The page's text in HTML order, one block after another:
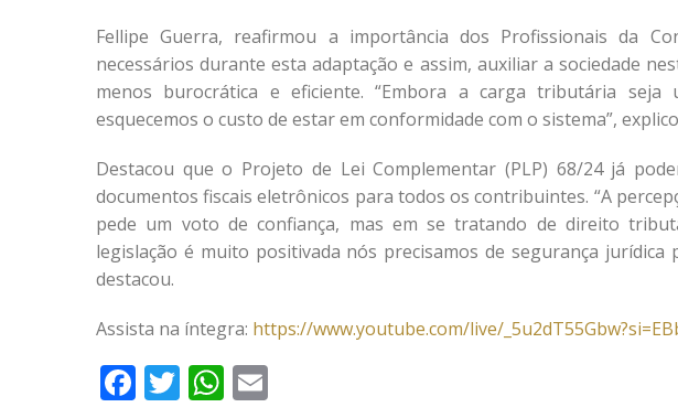
Fellipe Guerra, reafirmou a importância dos Profissionais da
necessários durante esta adaptação e assim, auxiliar a sociedade
menos burocrática e eficiente. “Embora a carga tributária seja
esquecemos o custo de estar em conformidade com o sistema”,
Destacou que o Projeto de Lei Complementar (PLP) 68/24 já
documentos fiscais eletrônicos para todos os contribuintes. “A
pede um voto de confiança, mas em se tratando de direito
legislação é muito positivada nós precisamos de segurança
destacou.
Assista na íntegra: https://www.youtube.com/live/
Facebook
TwitterWhatsApp